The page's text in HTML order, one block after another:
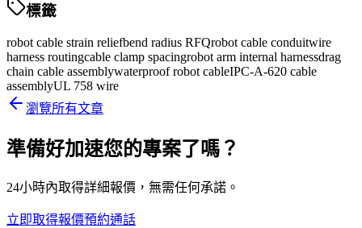
標籤
robot cable strain reliefbend radius RFQrobot cable conduitwire
harness routingcable clamp spacingrobot arm internal harnessdrag
chain cable assemblywaterproof robot cableIPC-A-620 cable
assemblyUL 758 wire
瀏覽所有文章
準備好加速您的專案了嗎？
24小時內取得詳細報價，無需任何承諾。
立即取得報價預約通話